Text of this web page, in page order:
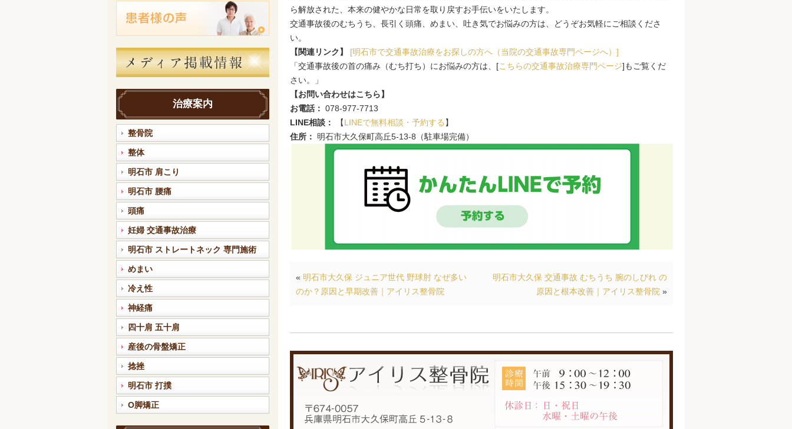
ら解放された、本来の健やかな日常を取り戻すお手伝いをいたします。
交通事故後のむちうち、長引く頭痛、めまい、吐き気でお悩みの方は、どうぞお気軽にご相談くださ
い。
【関連リンク】
[明石市で交通事故治療をお探しの方へ（当院の交通事故専門ページへ）]
「交通事故後の首の痛み（むち打ち）にお悩みの方は、[こちらの交通事故治療専門ページ]もご覧くだ
さい。」
【お問い合わせはこちら】
お電話： 078-977-7713
LINE相談：
【LINEで無料相談・予約する 】
住所：
明石市大久保町高丘5-13-8（駐車場完備）
明石市大久保 交通事故 むちうち 腕のしびれ の
原因と根本改善｜アイリス整骨院 »
« 明石市大久保 ジュニア世代 野球肘 なぜ多い
のか？原因と早期改善｜アイリス整骨院
治療案内
整骨院
整体
明石市 肩こり
明石市 腰痛
頭痛
妊婦 交通事故治療
明石市 ストレートネック 専門施術
めまい
冷え性
神経痛
四十肩 五十肩
産後の骨盤矯正
捻挫
明石市 打撲
O脚矯正